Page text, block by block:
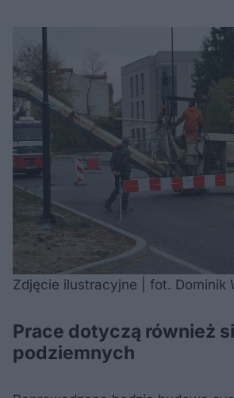
Zdjęcie ilustracyjne | fot. Dominik
Prace dotyczą również
podziemnych